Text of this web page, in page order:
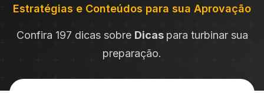
Estratégias e Conteúdos para sua Aprovação
Confira 197 dicas sobre Dicas para turbinar sua
preparação.